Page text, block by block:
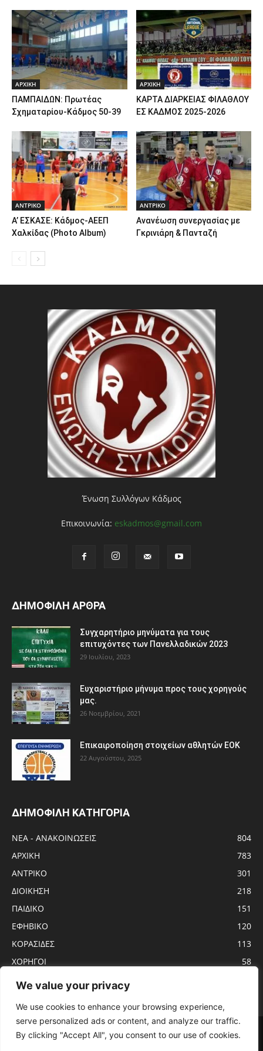
We value your privacy
We use cookies to enhance your browsing experience,
serve personalized ads or content, and analyze our traffic.
By clicking "Accept All", you consent to our use of cookies.
ΑΡΧΙΚΗ
ΠΑΜΠΑΙΔΩΝ: Πρωτέας
Σχηματαρίου-Κάδμος 50-39
ΑΡΧΙΚΗ
ΚΑΡΤΑ ΔΙΑΡΚΕΙΑΣ ΦΙΛΑΘΛΟΥ
ΕΣ ΚΑΔΜΟΣ 2025-2026
ΑΝTΡΙΚΟ
Α’ ΕΣΚΑΣΕ: Κάδμος-ΑΕΕΠ
Χαλκίδας (Photo Album)
ΑΝTΡΙΚΟ
Ανανέωση συνεργασίας με
Γκρινιάρη & Πανταζή
Ένωση Συλλόγων Κάδμος
Επικοινωνία: eskadmos@gmail.com
ΔΗΜΟΦΙΛΗ ΑΡΘΡΑ
Συγχαρητήριο μηνύματα για τους
επιτυχόντες των Πανελλαδικών 2023
29 Ιουλίου, 2023
Ευχαριστήριο μήνυμα προς τους χορηγούς
μας.
26 Νοεμβρίου, 2021
Eπικαιροποίηση στοιχείων αθλητών ΕΟΚ
22 Αυγούστου, 2025
ΔΗΜΟΦΙΛΗ ΚΑΤΗΓΟΡΙΑ
ΝΕΑ - ΑΝΑΚΟΙΝΩΣΕΙΣ
804
ΑΡΧΙΚΗ
783
ΑΝTΡΙΚΟ
301
ΔΙΟΙΚΗΣΗ
218
ΠΑΙΔΙΚΟ
151
ΕΦΗΒΙΚΟ
120
ΚΟΡΑΣΙΔΕΣ
113
ΧΟΡΗΓΟΙ
58
ΝΕΑΝΙΔΕΣ
Αρχική ΑΝTΡΙΚΟ ΝΕΑ – ΑΝΑΚΟΙΝΩΣΕΙΣ
ΓΥΝΑΙΚΩΝ
ΕΦΗΒΙΚΟ
ΠΑΙΔΙΚΟ ΚΟΡΑΣΙΔΕΣ